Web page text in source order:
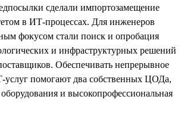
сделали импортозамещение
в ИТ-процессах. Для инженеров
фокусом стали поиск и опробация
и инфраструктурных решений
Обеспечивать непрерывное
услуг помогают два собственных ЦОДа,
и высокопрофессиональная